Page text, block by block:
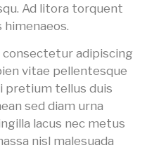
Ad litora torquent
adipiscing
vitae pellentesque
pretium tellus duis
sed diam urna
lacus nec metus
nisl malesuada